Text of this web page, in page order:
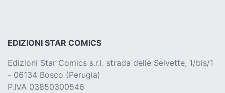
EDIZIONI STAR COMICS
Edizioni Star Comics s.r.l. strada delle Selvette, 1/bis/1
- 06134 Bosco (Perugia)
P.IVA 03850300546